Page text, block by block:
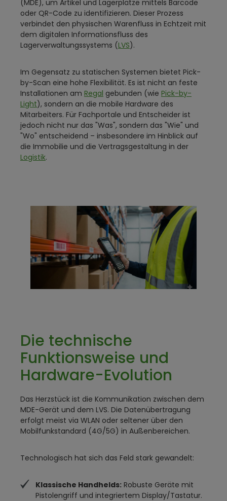
(MDE), um Artikel und Lagerplätze mittels Barcode
oder QR-Code zu identifizieren. Dieser Prozess
verbindet den physischen Warenfluss in Echtzeit mit
dem digitalen Informationsfluss des
Lagerverwaltungssystems (LVS).
Im Gegensatz zu statischen Systemen bietet Pick-
by-Scan eine hohe Flexibilität. Es ist nicht an feste
Installationen am Regal gebunden (wie Pick-by-
Light), sondern an die mobile Hardware des
Mitarbeiters. Für Fachportale und Entscheider ist
jedoch nicht nur das "Was", sondern das "Wie" und
"Wo" entscheidend – insbesondere im Hinblick auf
die Immobilie und die Vertragsgestaltung in der
Logistik.
Die technische
Funktionsweise und
Hardware-Evolution
Das Herzstück ist die Kommunikation zwischen dem
MDE-Gerät und dem LVS. Die Datenübertragung
erfolgt meist via WLAN oder seltener über den
Mobilfunkstandard (4G/5G) in Außenbereichen.
Technologisch hat sich das Feld stark gewandelt:
Klassische Handhelds: Robuste Geräte mit
Pistolengriff und integriertem Display/Tastatur.